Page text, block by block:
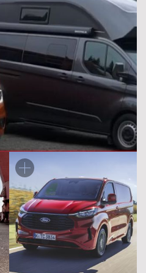
Ford Transit Custom
у світі автомобілів.
Ford Transit
автомобіль, він поєднує
нововведення з детальним
лідером у своєму класі.
цього чудового
2-літровий дизельний
передовим технологіям та
двигунів, Ford Transit
економічність,
бізнесу та екологічні
передач, призначена для
надає водієві